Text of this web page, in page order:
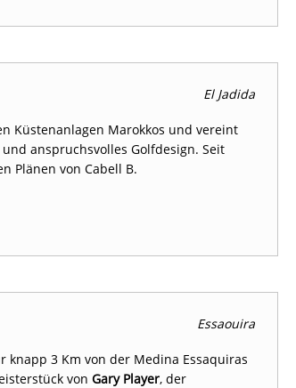
El Jadida
Küstenanlagen Marokkos und vereint
anspruchsvolles Golfdesign. Seit
Plänen von Cabell B.
Essaouira
knapp 3 Km von der Medina Essaquiras
vonGary Player, der